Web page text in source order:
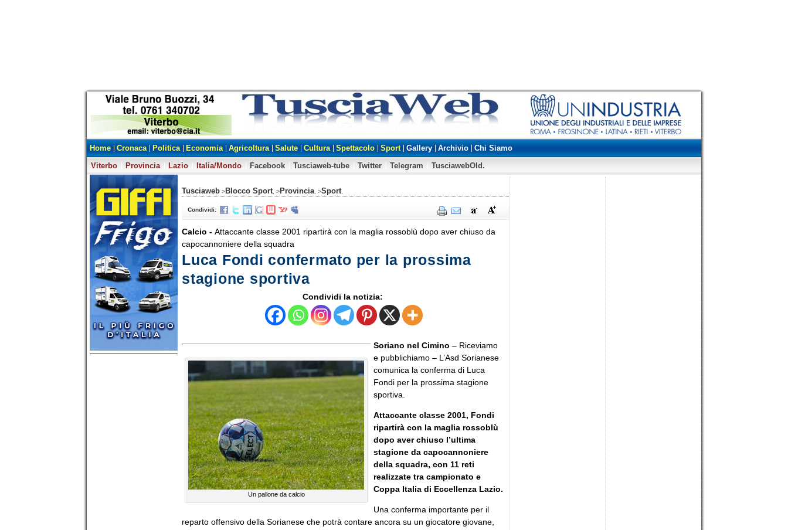
Home Cronaca Politica Economia Agricoltura Salute Cultura Spettacolo Sport Gallery Archivio
Chi Siamo
Viterbo
Provincia Lazio Italia/Mondo Facebook Tusciaweb-tube Twitter Telegram TusciawebOld.
Tusciaweb >Blocco Sport , >Provincia , >Sport
Condividi:
Calcio - Attaccante classe 2001 ripartirà con la maglia rossoblù dopo aver chiuso da
capocannoniere della squadra
Luca Fondi confermato per la prossima
stagione sportiva
Condividi la notizia:
Un pallone da calcio
Soriano nel Cimino – Riceviamo
e pubblichiamo – L’Asd Sorianese
comunica la conferma di Luca
Fondi per la prossima stagione
sportiva.
Attaccante classe 2001, Fondi
ripartirà con la maglia rossoblù
dopo aver chiuso l’ultima
stagione da capocannoniere
della squadra, con 11 reti
realizzate tra campionato e
Coppa Italia di Eccellenza Lazio.
Una conferma importante per il
reparto offensivo della Sorianese che potrà contare ancora su un giocatore giovane,